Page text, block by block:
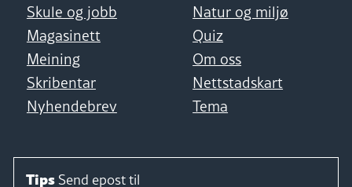
Skule og jobb
Natur og miljø
Magasinett
Quiz
Meining
Om oss
Skribentar
Nettstadskart
Nyhendebrev
Tema
Tips Send epost til